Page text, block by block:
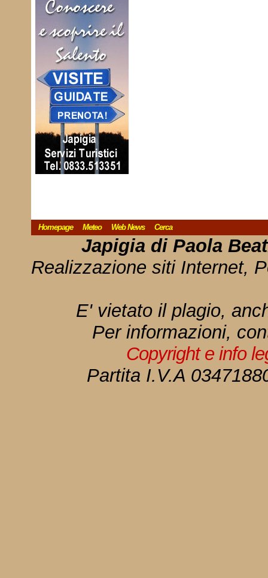
Homepage Meteo Web News Cerca
Japigia di Paola
Realizzazione siti Internet,
E' vietato il plagio,
Per informazioni,
Copyright e info
Partita I.V.A